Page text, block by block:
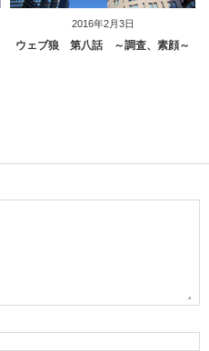
2016年2月3日
ウェブ狼 第八話 ～調査、素顔～